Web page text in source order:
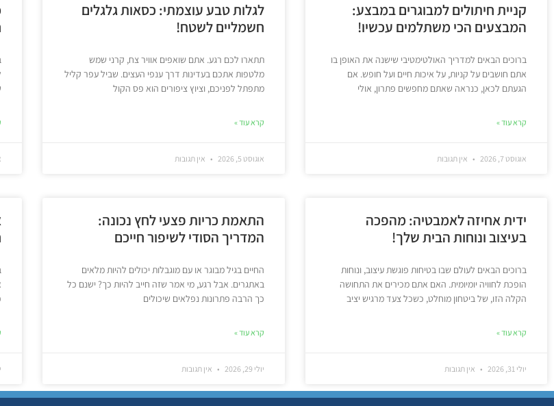
קניית חיתולים למבוגרים במבצע:
המבצעים הכי משתלמים עכשיו!
ברוכים הבאים למדריך האולטימטיבי שישנה את האופן בו
אתם חושבים על קניות, על איכות חיים ועל חופש. אם
הגעתם לכאן, כנראה שאתם מחפשים פתרון, אולי
קרא עוד »
אוגוסט 7, 2026 אין תגובות
לגלות טבע עוצמתי: כסאות גלגלים
חשמליים לשטח!
תתארו לכם רגע. אתם שואפים אוויר צח, קרני שמש
מלטפות אתכם בעדינות דרך ענפי העצים. שביל עפר קליל
מתפתל לפניכם, וציוץ ציפורים הוא פס הקול
קרא עוד »
אוגוסט 5, 2026 אין תגובות
ידית אחיזה לאמבטיה: מהפכה
בעיצוב ונוחות הבית שלך!
ברוכים הבאים לעולם שבו בטיחות פוגשת עיצוב, ונוחות
הופכת לחוויה יומיומית. האם אתם מכירים את התחושה
הקלה הזו, של ביטחון מוחלט, כשכל צעד מרגיש יציב
קרא עוד »
יולי 31, 2026 אין תגובות
התאמת כריות פצעי לחץ נכונה:
המדריך הסודי לשיפור חייכם
החיים בגיל מבוגר או עם מוגבלות יכולים להיות מלאים
באתגרים. אבל רגע, מי אמר שזה חייב להיות כך? ישנם כל
כך הרבה פתרונות נפלאים שיכולים
קרא עוד »
יולי 29, 2026 אין תגובות